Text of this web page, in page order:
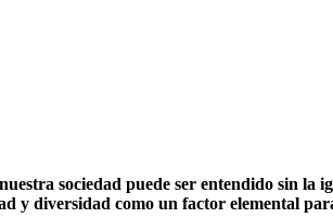
sociedad puede ser entendido sin la
y diversidad como un factor elemental